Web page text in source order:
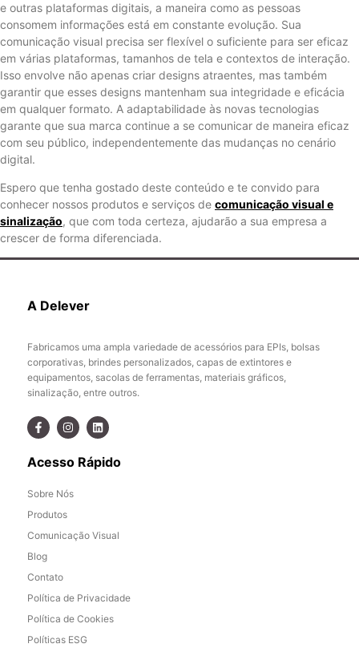
e outras plataformas digitais, a maneira como as pessoas
consomem informações está em constante evolução. Sua
comunicação visual precisa ser flexível o suficiente para ser eficaz
em várias plataformas, tamanhos de tela e contextos de interação.
Isso envolve não apenas criar designs atraentes, mas também
garantir que esses designs mantenham sua integridade e eficácia
em qualquer formato. A adaptabilidade às novas tecnologias
garante que sua marca continue a se comunicar de maneira eficaz
com seu público, independentemente das mudanças no cenário
digital.
Espero que tenha gostado deste conteúdo e te convido para
conhecer nossos produtos e serviços de comunicação visual e
sinalização, que com toda certeza, ajudarão a sua empresa a
crescer de forma diferenciada.
A Delever
Fabricamos uma ampla variedade de acessórios para EPIs, bolsas
corporativas, brindes personalizados, capas de extintores e
equipamentos, sacolas de ferramentas, materiais gráficos,
sinalização, entre outros.
Acesso Rápido
Sobre Nós
Produtos
Comunicação Visual
Blog
Contato
Política de Privacidade
Política de Cookies
Políticas ESG